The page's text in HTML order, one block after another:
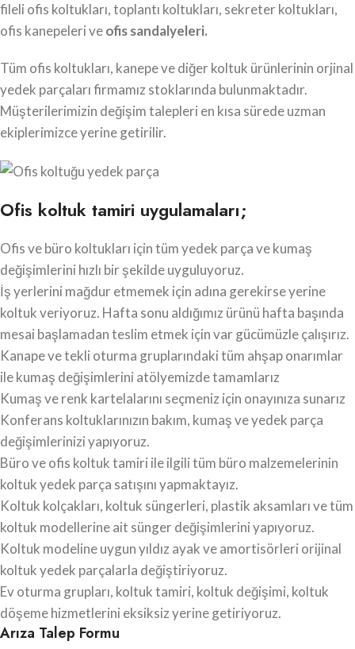
fileli ofis koltukları, toplantı koltukları, sekreter koltukları,
ofis kanepeleri veofis sandalyeleri.
Tüm ofis koltukları, kanepe ve diğer koltuk ürünlerinin orjinal
yedek parçaları firmamız stoklarında bulunmaktadır.
Müşterilerimizin değişim talepleri en kısa sürede uzman
ekiplerimizce yerine getirilir.
Ofis koltuk tamiri uygulamaları;
Ofis ve büro koltukları için tüm yedek parça ve kumaş
değişimlerini hızlı bir şekilde uyguluyoruz.
İş yerlerini mağdur etmemek için adına gerekirse yerine
koltuk veriyoruz. Hafta sonu aldığımız ürünü hafta başında
mesai başlamadan teslim etmek için var gücümüzle çalışırız.
Kanape ve tekli oturma gruplarındaki tüm ahşap onarımlar
ile kumaş değişimlerini atölyemizde tamamlarız
Kumaş ve renk kartelalarını seçmeniz için onayınıza sunarız
Konferans koltuklarınızın bakım, kumaş ve yedek parça
değişimlerinizi yapıyoruz.
Büro ve ofis koltuk tamiri ile ilgili tüm büro malzemelerinin
koltuk yedek parça satışını yapmaktayız.
Koltuk kolçakları, koltuk süngerleri, plastik aksamları ve tüm
koltuk modellerine ait sünger değişimlerini yapıyoruz.
Koltuk modeline uygun yıldız ayak ve amortisörleri orijinal
koltuk yedek parçalarla değiştiriyoruz.
Ev oturma grupları, koltuk tamiri, koltuk değişimi, koltuk
döşeme hizmetlerini eksiksiz yerine getiriyoruz.
Arıza Talep Formu